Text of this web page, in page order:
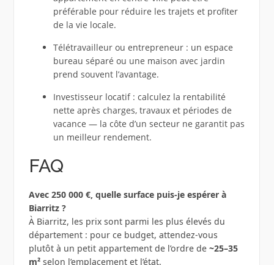
préférable pour réduire les trajets et profiter
de la vie locale.
Télétravailleur ou entrepreneur : un espace
bureau séparé ou une maison avec jardin
prend souvent l’avantage.
Investisseur locatif : calculez la rentabilité
nette après charges, travaux et périodes de
vacance — la côte d’un secteur ne garantit pas
un meilleur rendement.
FAQ
Avec 250 000 €, quelle surface puis‑je espérer à
Biarritz ?
À Biarritz, les prix sont parmi les plus élevés du
département : pour ce budget, attendez‑vous
plutôt à un petit appartement de l’ordre de ~25–35
m²selon l’emplacement et l’état.